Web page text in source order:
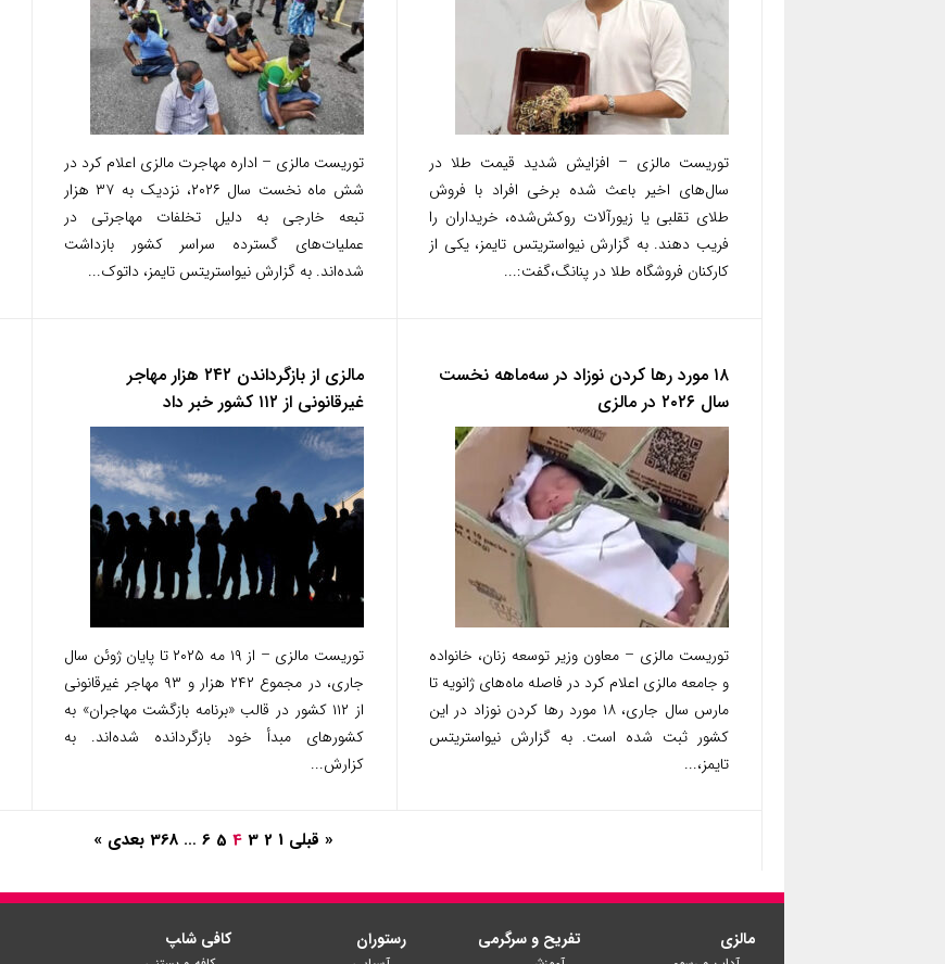
توریست مالزی – اداره مهاجرت مالزی اعلام کرد در
شش ماه نخست سال ۲۰۲۶، نزدیک به ۳۷ هزار
تبعه خارجی به دلیل تخلفات مهاجرتی در
عملیات‌های گسترده سراسر کشور بازداشت
شده‌اند. به گزارش نیواستریتس تایمز، داتوک...
توریست مالزی – افزایش شدید قیمت طلا در
سال‌های اخیر باعث شده برخی افراد با فروش
طلای تقلبی یا زیورآلات روکش‌شده، خریداران را
فریب دهند. به گزارش نیواستریتس تایمز، یکی از
کارکنان فروشگاه طلا در پنانگ،گفت:...
مالزی از بازگرداندن ۲۴۲ هزار مهاجر
غیرقانونی از ۱۱۲ کشور خبر داد
توریست مالزی – از ۱۹ مه ۲۰۲۵ تا پایان ژوئن سال
جاری، در مجموع ۲۴۲ هزار و ۹۳ مهاجر غیرقانونی
از ۱۱۲ کشور در قالب «برنامه بازگشت مهاجران» به
کشورهای مبدأ خود بازگردانده شده‌اند. به
کزارش...
۱۸ مورد رها کردن نوزاد در سه‌ماهه نخست
سال ۲۰۲۶ در مالزی
توریست مالزی – معاون وزیر توسعه زنان، خانواده
و جامعه مالزی اعلام کرد در فاصله ماه‌های ژانویه تا
مارس سال جاری، ۱۸ مورد رها کردن نوزاد در این
کشور ثبت شده است. به گزارش نیواستریتس
تایمز،...
« قبلی 1
2
3
4
5
6
…
368 بعدی »
مالزی تفریح و سرگرمی رستوران کافی شا‍پ